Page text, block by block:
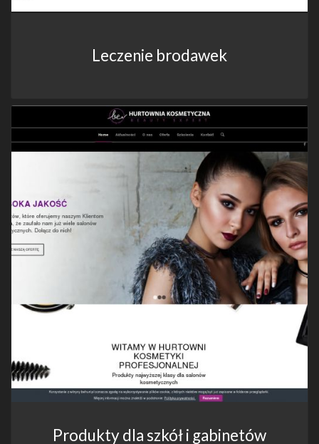
Leczenie brodawek
Produkty dla szkół i gabinetów